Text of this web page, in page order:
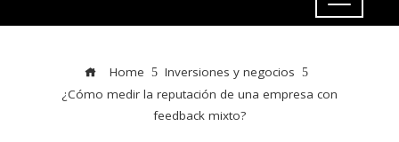
Home
Inversiones y negocios
¿Cómo medir la reputación de una empresa con
feedback mixto?